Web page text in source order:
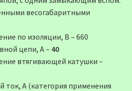
весогабаритными
по изоляции, В – 660
цепи, А – 40
втягивающей катушки –
А (категория применения